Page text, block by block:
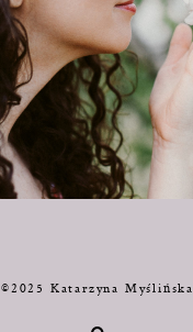
©2025 Katarzyna Myślińska